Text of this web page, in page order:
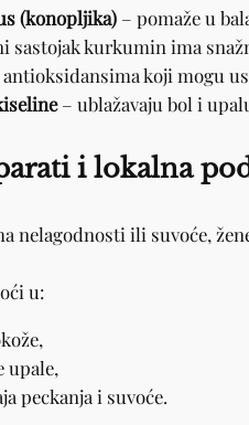
(konopljika) – pomaže u
sastojak kurkumin ima
antioksidansima koji mogu
– ublažavaju bol i
i lokalna
nelagodnosti ili suvoće,
u:
upale,
peckanja i suvoće.